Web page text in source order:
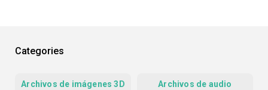
Categories
Archivos de imágenes 3D Archivos de audio